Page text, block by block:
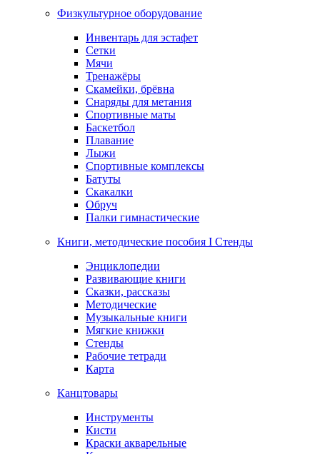
Физкультурное оборудование
Инвентарь для эстафет
Сетки
Мячи
Тренажёры
Скамейки, брёвна
Снаряды для метания
Спортивные маты
Баскетбол
Плавание
Лыжи
Спортивные комплексы
Батуты
Скакалки
Обруч
Палки гимнастические
Книги, методические пособия I Стенды
Энциклопедии
Развивающие книги
Сказки, рассказы
Методические
Музыкальные книги
Мягкие книжки
Стенды
Рабочие тетради
Карта
Канцтовары
Инструменты
Кисти
Краски акварельные